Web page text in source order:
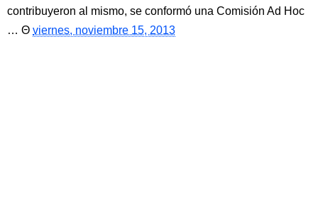
contribuyeron al mismo, se conformó una Comisión Ad Hoc
…
viernes, noviembre 15, 2013